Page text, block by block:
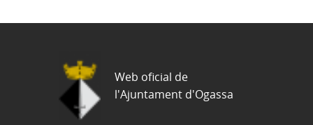
Web oficial de
l'Ajuntament d'Ogassa